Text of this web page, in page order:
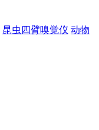
昆虫四臂嗅觉仪 动物